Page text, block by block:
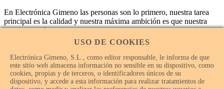
En Electrónica Gimeno las personas son lo primero, nuestra tarea
principal es la calidad y nuestra máxima ambición es que nuestra
empresa sea la mejor.
USO DE COOKIES
Electrónica Gimeno, S.L., como editor responsable, le informa de que
este sitio web almacena información no sensible en su dispositivo, como
cookies, propias y de terceros, o identificadores únicos de su
dispositivo, y accede a esta información para realizar tratamientos de